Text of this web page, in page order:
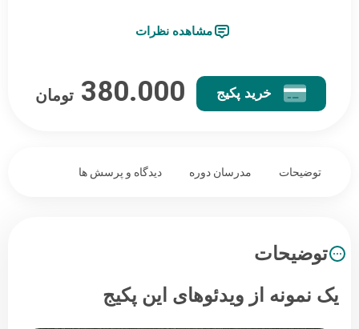
مشاهده نظرات
خرید پکیج 380.000 تومان
توضیحات مدرسان دوره دیدگاه و پرسش ها
توضیحات
یک نمونه از ویدئوهای این پکیج